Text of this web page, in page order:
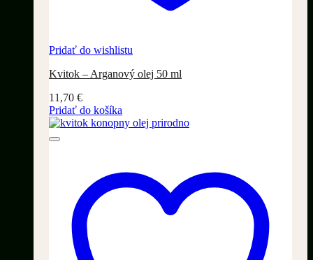
Pridať do wishlistu
Kvitok – Arganový olej 50 ml
11,70 €
Pridať do košíka